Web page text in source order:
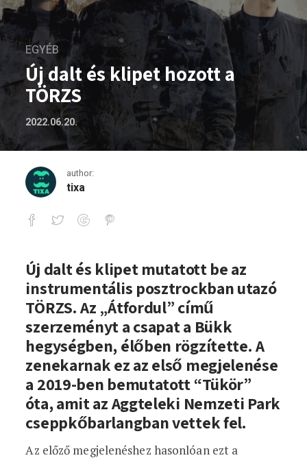
EGYÉB
Új dalt és klipet hozott a
TÖRZS
2022.06.20.
author:
tixa
Új dalt és klipet hozott a TÖRZS
Új dalt és klipet mutatott be az
instrumentális posztrockban utazó
TÖRZS. Az „Átfordul” című
szerzeményt a csapat a Bükk
hegységben, élőben rögzítette. A
zenekarnak ez az első megjelenése
a 2019-ben bemutatott “Tükör”
óta, amit az Aggteleki Nemzeti Park
cseppkőbarlangban vettek fel.
Az előző megjelenéshez hasonlóan ezt a